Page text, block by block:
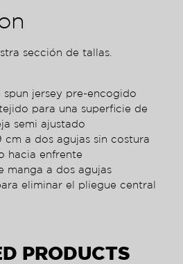
sección de tallas.
spun jersey pre-encogido
para una superficie de
semi ajustado
cm a dos agujas sin costura
hacia enfrente
manga a dos agujas
eliminar el pliegue central
PRODUCTS